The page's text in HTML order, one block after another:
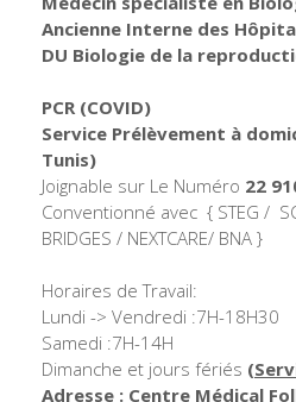
Ancienne Interne des
DU Biologie de la
PCR (COVID)
Service Prélèvement à
Tunis)
Joignable sur Le Numéro 22
Conventionné avec { STEG /
BRIDGES / NEXTCARE/ BNA }
Horaires de Travail:
Lundi -> Vendredi :7H-18H30
Samedi :7H-14H
Dimanche et jours fériés
Adresse : Centre Médical